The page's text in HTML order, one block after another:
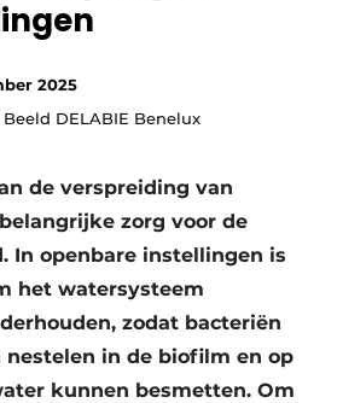
2025
DELABIE Benelux
de verspreiding van
zorg voor de
In openbare instellingen is
het watersysteem
zodat bacteriën
in de biofilm en op
kunnen besmetten. Om